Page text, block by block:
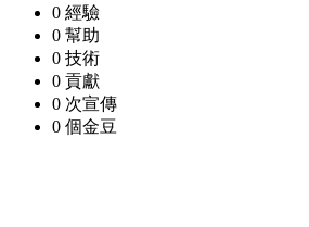
0 經驗
0 幫助
0 技術
0 貢獻
0 次宣傳
0 個金豆